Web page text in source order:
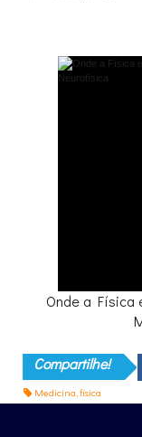
Onde a Física
Compartilhe!
Medicina,física